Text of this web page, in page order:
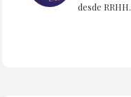
desde RRHH.